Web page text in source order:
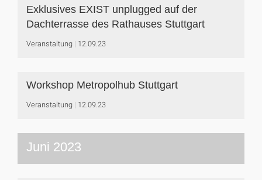
Exklusives EXIST unplugged auf der
Dachterrasse des Rathauses Stuttgart
Veranstaltung 12.09.23
Workshop Metropolhub Stuttgart
Veranstaltung 12.09.23
Juni 2023